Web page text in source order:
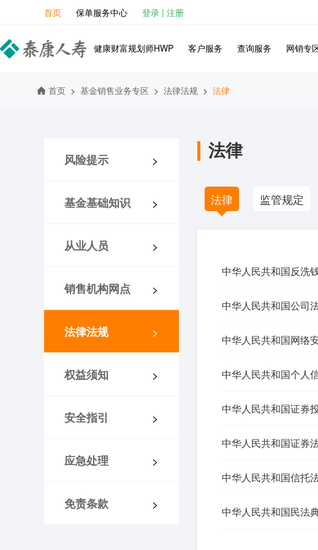
首页 保单服务中心 登录 | 注册
健康财富规划师HWP 客户服务 查询服务 网销专
首页 > 基金销售业务专区 > 法律法规 > 法律
风险提示 >
基金基础知识 >
从业人员 >
销售机构网点 >
法律法规 >
权益须知 >
安全指引 >
应急处理 >
免责条款 >
法律
法律 监管规定
中华人民共和国反洗
中华人民共和国公司
中华人民共和国网络
中华人民共和国个人
中华人民共和国证券
中华人民共和国证券
中华人民共和国信托
中华人民共和国民法